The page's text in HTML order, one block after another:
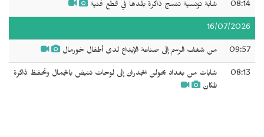
08:14 شابة تونسية تنسج ذاكرة بلدها في قطع فنية
16/07/2026
09:57 من شغف الرسم إلى صناعة الإبداع لدى أطفال خورمال
08:13
شابات من بغداد يحولن الجدران إلى لوحات تنبض بالجمال وتحفظ ذاكرة
المكان